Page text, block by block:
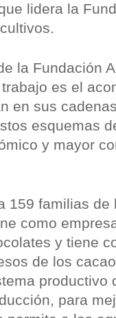
lidera la
la Fundación
es el
en sus
esquemas
y mayor
159 familias de
como
y tiene
de los
productivo
para